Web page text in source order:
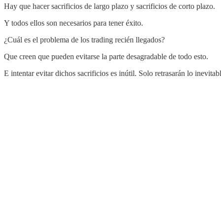
Hay que hacer sacrificios de largo plazo y sacrificios de corto plazo.
Y todos ellos son necesarios para tener éxito.
¿Cuál es el problema de los trading recién llegados?
Que creen que pueden evitarse la parte desagradable de todo esto.
E intentar evitar dichos sacrificios es inútil. Solo retrasarán lo